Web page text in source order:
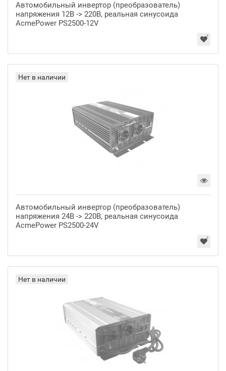
Автомобильный инвертор (преобразователь)
напряжения 12В -> 220В, реальная синусоида
AcmePower PS2500-12V
Нет в наличии
Автомобильный инвертор (преобразователь)
напряжения 24В -> 220В, реальная синусоида
AcmePower PS2500-24V
Нет в наличии